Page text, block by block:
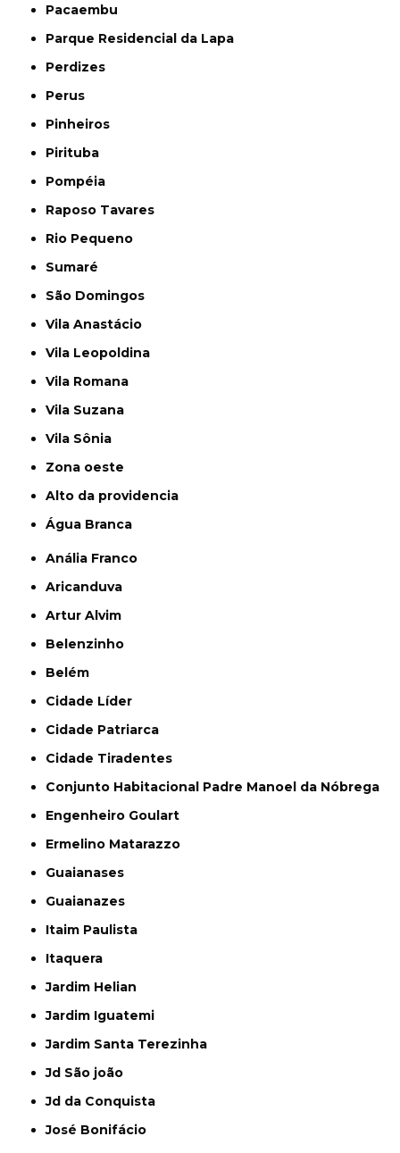
Pacaembu
Parque Residencial da Lapa
Perdizes
Perus
Pinheiros
Pirituba
Pompéia
Raposo Tavares
Rio Pequeno
Sumaré
São Domingos
Vila Anastácio
Vila Leopoldina
Vila Romana
Vila Suzana
Vila Sônia
Zona oeste
alto da providencia
Água Branca
Anália Franco
Aricanduva
Artur Alvim
Belenzinho
Belém
Cidade Líder
Cidade Patriarca
Cidade Tiradentes
Conjunto Habitacional Padre Manoel da Nóbrega
Engenheiro Goulart
Ermelino Matarazzo
Guaianases
Guaianazes
Itaim Paulista
Itaquera
Jardim Helian
Jardim Iguatemi
Jardim Santa Terezinha
Jd São joão
Jd da Conquista
José Bonifácio